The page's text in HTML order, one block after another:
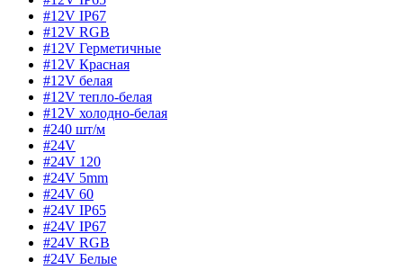
#12V IP67
#12V RGB
#12V Герметичные
#12V Красная
#12V белая
#12V тепло-белая
#12V холодно-белая
#240 шт/м
#24V
#24V 120
#24V 5mm
#24V 60
#24V IP65
#24V IP67
#24V RGB
#24V Белые